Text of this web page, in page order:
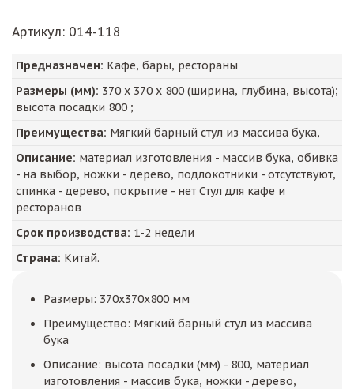
Артикул: 014-118
Предназначен: Кафе, бары, рестораны
Размеры (мм): 370 х 370 х 800 (ширина, глубина, высота);
высота посадки 800 ;
Преимущества: Мягкий барный стул из массива бука,
Описание: материал изготовления - массив бука, обивка
- на выбор, ножки - дерево, подлокотники - отсутствуют,
спинка - дерево, покрытие - нет Стул для кафе и
ресторанов
Срок производства: 1-2 недели
Страна: Китай.
Размеры: 370x370x800 мм
Преимущество: Мягкий барный стул из массива
бука
Описание: высота посадки (мм) - 800, материал
изготовления - массив бука, ножки - дерево,